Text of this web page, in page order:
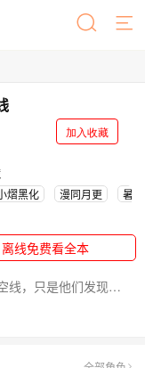
加入收藏
熠黑化 漫同月更 暑
离线免费看全本
线，只是他们发现…